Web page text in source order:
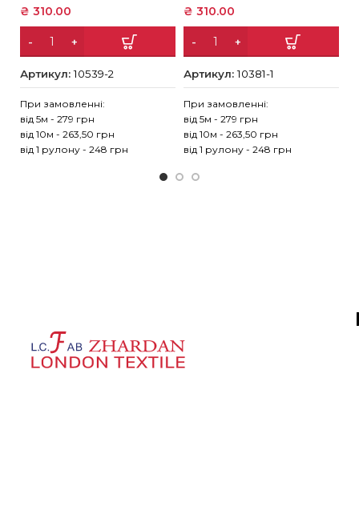
₴ 310.00
Артикул:10539-2
При замовленні:
від 5м - 279 грн
від 10м - 263,50 грн
від 1 рулону - 248 грн
₴ 310.00
Артикул:10381-1
При замовленні:
від 5м - 279 грн
від 10м - 263,50 грн
від 1 рулону - 248 грн